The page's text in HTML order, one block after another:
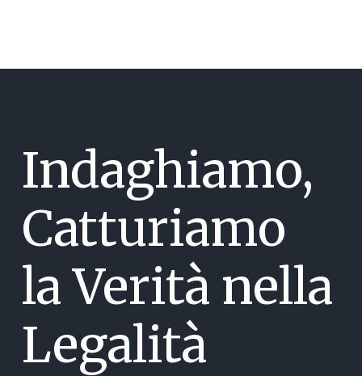
Indaghiamo,
Catturiamo
la Verità nella
Legalità